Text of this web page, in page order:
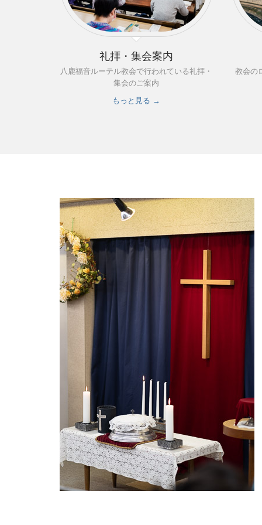
礼拝・集会案内
八鹿福音ルーテル教会で行われている礼拝・
集会のご案内
もっと見る →
教会の